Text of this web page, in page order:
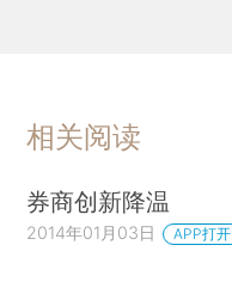
相关阅读
券商创新降温
2014年01月03日 APP打开